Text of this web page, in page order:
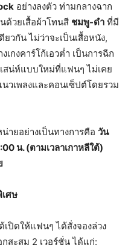
อย่างลงตัว ท่ามกลางฉาก
ด้วยเสื้อผ้าโทนสี ชมพู-ดำ ที่มี
ยวกัน ไม่ว่าจะเป็นเสื้อหนัง,
เกงคาร์โก้เอวต่ำ เป็นการฉีก
สน่ห์แบบใหม่ที่แฟนๆ ไม่เคย
วเพลงและคอนเซ็ปต์โดยรวม
ายอย่างเป็นทางการคือ วัน
น. (ตามเวลาเกาหลีใต้)
ศษ
เปิดให้แฟนๆ ได้สั่งจองล่วง
สะสม 2 เวอร์ชั่น ได้แก่: